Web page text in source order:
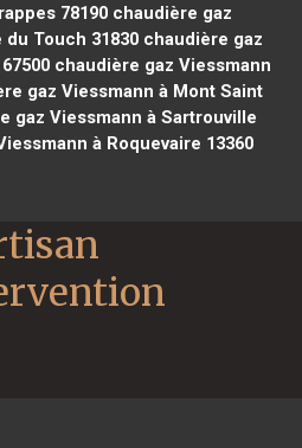
78190 chaudière gaz
Touch 31830 chaudière gaz
chaudière gaz Viessmann
gaz Viessmann à Mont Saint
gaz Viessmann à Sartrouville
à Roquevaire 13360